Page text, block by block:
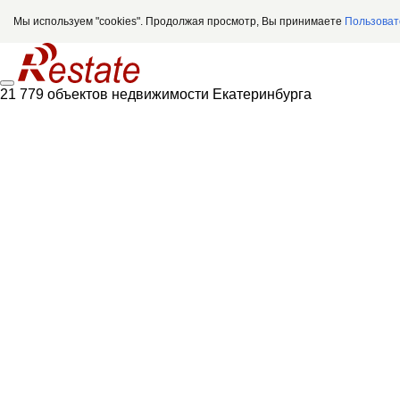
Мы используем "cookies". Продолжая просмотр, Вы принимаете
21 779 объектов недвижимости Екатеринбурга